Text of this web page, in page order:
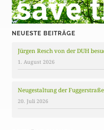
NEUESTE BEITRÄGE
Jürgen Resch von der DUH
1. August 2026
Neugestaltung der
20. Juli 2026